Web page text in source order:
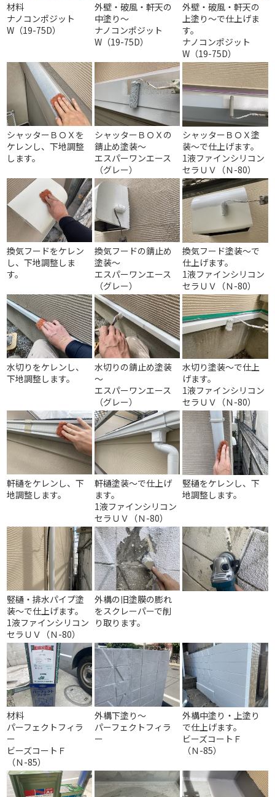
材料
ナノコンポジット
W（19-75D）
外壁・破風・軒天の
中塗り～
ナノコンポジット
W（19-75D）
外壁・破風・軒天の
上塗り～で仕上げま
す。
ナノコンポジット
W（19-75D）
シャッターＢＯＸを
ケレンし、下地調整
します。
シャッターＢＯＸの
錆止め塗装～
エスパーワンエース
（グレー）
シャッターＢＯＸ塗
装～で仕上げます。
1液ファインシリコン
セラＵＶ（Ｎ-80）
換気フードをケレン
し、下地調整しま
す。
換気フードの錆止め
塗装～
エスパーワンエース
（グレー）
換気フード塗装～で
仕上げます。
1液ファインシリコン
セラＵＶ（Ｎ-80）
水切りをケレンし、
下地調整します。
水切りの錆止め塗装
～
エスパーワンエース
（グレー）
水切り塗装～で仕上
げます。
1液ファインシリコン
セラＵＶ（Ｎ-80）
軒樋をケレンし、下
地調整します。
軒樋塗装～で仕上げ
ます。
1液ファインシリコン
セラＵＶ（Ｎ-80）
竪樋をケレンし、下
地調整します。
竪樋・排水パイプ塗
装～で仕上げます。
1液ファインシリコン
セラＵＶ（Ｎ-80）
外構の旧塗膜の膨れ
をスクレーパーで削
り取ります。
材料
パーフェクトフィラ
ー
ビーズコートＦ
（Ｎ-85）
外構下塗り～
パーフェクトフィラ
ー
外構中塗り・上塗り
で仕上げます。
ビーズコートＦ
（Ｎ-85）